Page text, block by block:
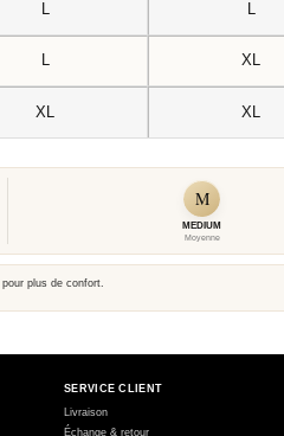
L L
L XL
XL XL
M
MEDIUM
Moyenne
plus de confort.
SERVICE CLIENT
Livraison
Échange & retour